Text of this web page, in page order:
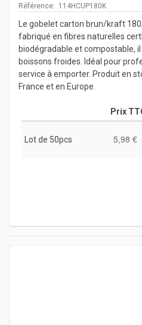
Référence: 114HCUP180K
Le gobelet carton brun/kraft
fabriqué en fibres naturelles
biodégradable et compostable,
boissons froides. Idéal pour
service à emporter. Produit en
France et en Europe.
Prix
Lot de 50pcs 5,98 €